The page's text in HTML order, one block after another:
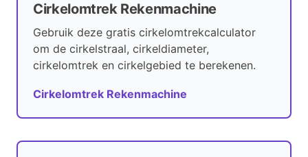
Cirkelomtrek Rekenmachine
Gebruik deze gratis cirkelomtrekcalculator
om de cirkelstraal, cirkeldiameter,
cirkelomtrek en cirkelgebied te berekenen.
Cirkelomtrek Rekenmachine